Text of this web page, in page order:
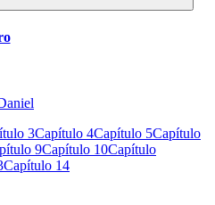
3Capítulo 4Capítulo 5Capítulo
9Capítulo 10Capítulo
Capítulo 14